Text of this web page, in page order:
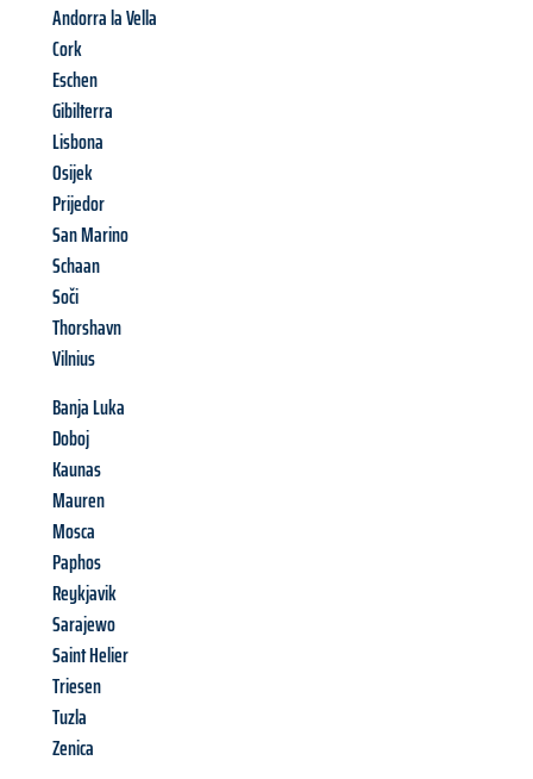
Andorra la Vella
Cork
Eschen
Gibilterra
Lisbona
Osijek
Prijedor
San Marino
Schaan
Soči
Thorshavn
Vilnius
Banja Luka
Doboj
Kaunas
Mauren
Mosca
Paphos
Reykjavik
Sarajewo
Saint Helier
Triesen
Tuzla
Zenica